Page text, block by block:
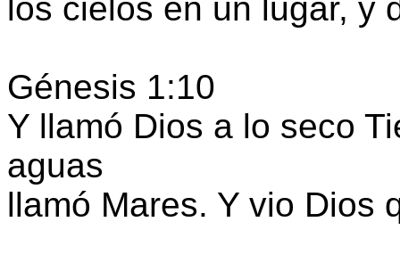
los cielos en un lugar, y
Génesis 1:10
Y llamó Dios a lo seco
aguas
llamó Mares. Y vio Dios